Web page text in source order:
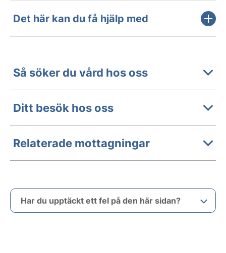
Det här kan du få hjälp med
Så söker du vård hos oss
Ditt besök hos oss
Relaterade mottagningar
Har du upptäckt ett fel på den här sidan?